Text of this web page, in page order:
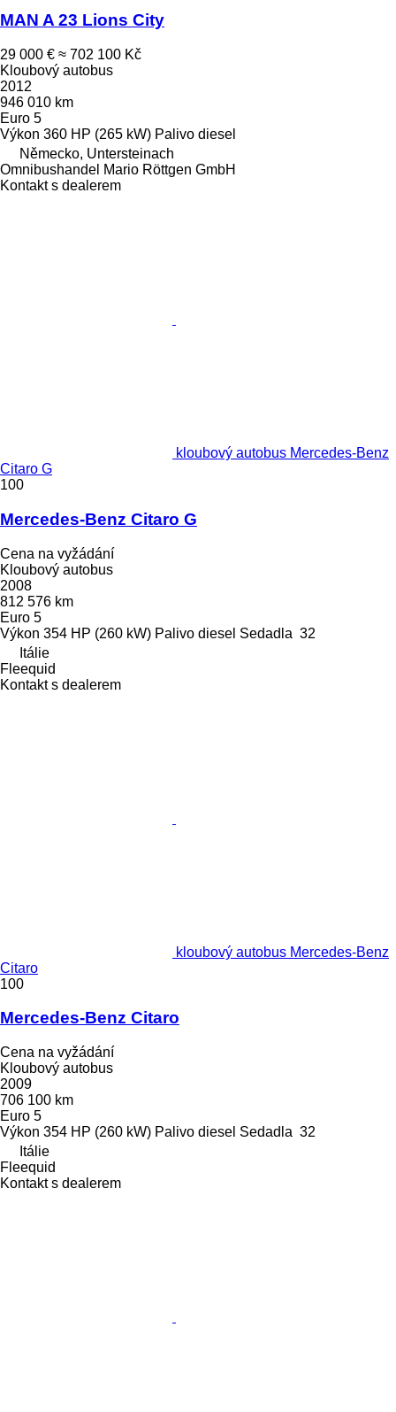
MAN A 23 Lions City
29 000 € ≈ 702 100 Kč
Kloubový autobus
2012
946 010 km
Euro 5
Výkon 360 HP (265 kW) Palivo diesel
Německo, Untersteinach
Omnibushandel Mario Röttgen GmbH
Kontakt s dealerem
kloubový autobus Mercedes-Benz
Citaro G
100
Mercedes-Benz Citaro G
Cena na vyžádání
Kloubový autobus
2008
812 576 km
Euro 5
Výkon 354 HP (260 kW) Palivo diesel Sedadla 32
Itálie
Fleequid
Kontakt s dealerem
kloubový autobus Mercedes-Benz
Citaro
100
Mercedes-Benz Citaro
Cena na vyžádání
Kloubový autobus
2009
706 100 km
Euro 5
Výkon 354 HP (260 kW) Palivo diesel Sedadla 32
Itálie
Fleequid
Kontakt s dealerem